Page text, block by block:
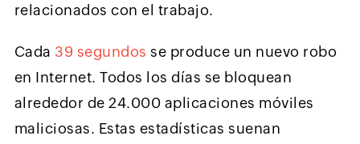
relacionados con el trabajo.
Cada 39 segundos se produce un nuevo robo
en Internet. Todos los días se bloquean
alrededor de 24.000 aplicaciones móviles
maliciosas. Estas estadísticas suenan